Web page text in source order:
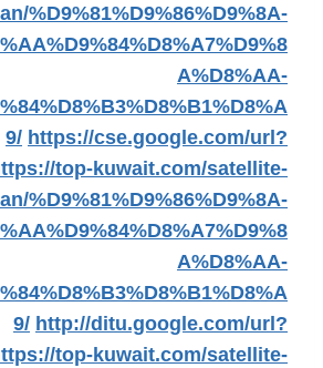
%D9%81%D9%86%D9%8A-
A%D8%AA-
9/ https://cse.google.com/url?
top-kuwait.com/satellite-
%D9%81%D9%86%D9%8A-
A%D8%AA-
9/ http://ditu.google.com/url?
top-kuwait.com/satellite-